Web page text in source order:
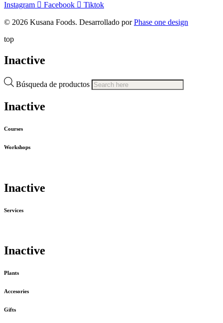
Instagram Facebook Tiktok
© 2026 Kusana Foods. Desarrollado porPhase one design
top
Inactive
Búsqueda de productos
Inactive
Courses
Workshops
Inactive
Services
Inactive
Plants
Accesories
Gifts